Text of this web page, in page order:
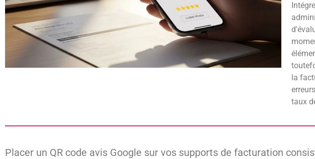
la
taux
Placer un QR code avis Google sur vos supports de facturation